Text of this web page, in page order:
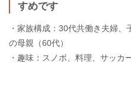
すめです
・家族構成：30代共働き夫婦
の母親（60代）
・趣味：スノボ、料理、サッカ